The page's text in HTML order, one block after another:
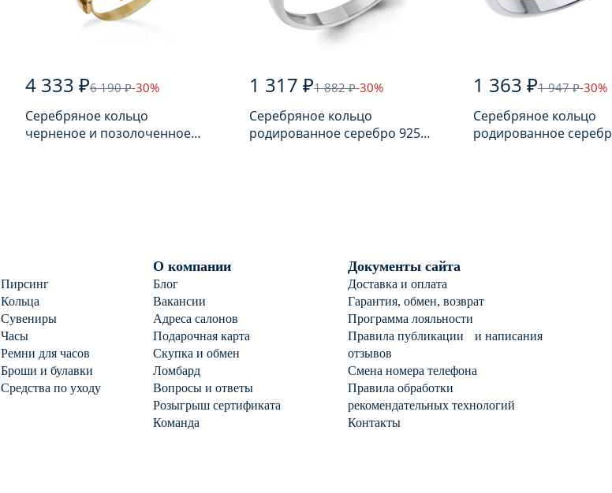
4 333 ₽6 190 ₽-30%
Серебряное кольцо
черненое и позолоченное
1 317 ₽1 882 ₽-30%
Серебряное кольцо
родированное серебро 925
1 363 ₽1 947 ₽-30%
Серебряное кольцо
родированное
Пирсинг
Кольца
Сувениры
Часы
Ремни для часов
Броши и булавки
Средства по уходу
О компании
Блог
Вакансии
Адреса салонов
Подарочная карта
Скупка и обмен
Ломбард
Вопросы и ответы
Розыгрыш сертификата
Команда
Документы сайта
Доставка и оплата
Гарантия, обмен, возврат
Программа лояльности
Правила публикации и написания
отзывов
Смена номера телефона
Правила обработки
рекомендательных технологий
Контакты